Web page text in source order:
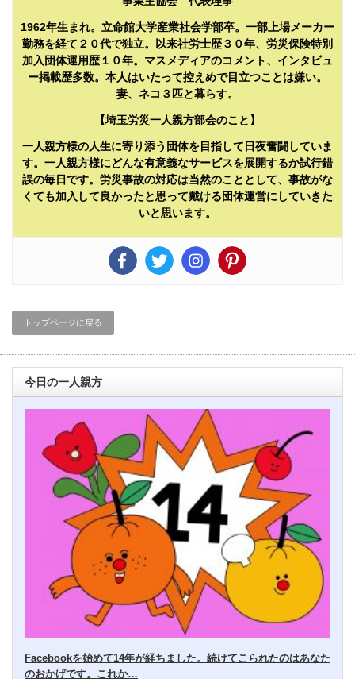
1962年生まれ。立命館大学産業社会学部卒。一部上場メーカー
勤務を経て２０代で独立。以来社労士歴３０年、労災保険特別
加入団体運用歴１０年。マスメディアのコメント、インタビュ
ー掲載歴多数。本人はいたって控えめで目立つことは嫌い。
妻、ネコ３匹と暮らす。
【埼玉労災一人親方部会のこと】
一人親方様の人生に寄り添う団体を目指して日夜奮闘していま
す。一人親方様にどんな有意義なサービスを展開するか試行錯
誤の毎日です。労災事故の対応は当然のこととして、事故がな
くても加入して良かったと思って戴ける団体運営にしていきた
いと思います。
トップページに戻る
今日の一人親方
Facebookを始めて14年が経ちました。続けてこられたのはあなた
のおかげです。これか…